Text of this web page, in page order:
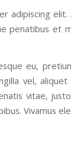
adipiscing
penatibus et
eu,
vel,
vitae,
Vivamus